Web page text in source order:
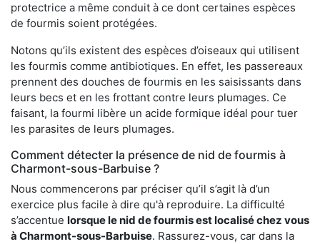
protectrice a même conduit à ce dont certaines espèces
de fourmis soient protégées.
Notons qu’ils existent des espèces d’oiseaux qui utilisent
les fourmis comme antibiotiques. En effet, les passereaux
prennent des douches de fourmis en les saisissants dans
leurs becs et en les frottant contre leurs plumages. Ce
faisant, la fourmi libère un acide formique idéal pour tuer
les parasites de leurs plumages.
Comment détecter la présence de nid de fourmis à
Charmont-sous-Barbuise ?
Nous commencerons par préciser qu’il s’agit là d’un
exercice plus facile à dire qu'à reproduire. La difficulté
s’accentue lorsque le nid de fourmis est localisé chez vous
à Charmont-sous-Barbuise. Rassurez-vous, car dans la